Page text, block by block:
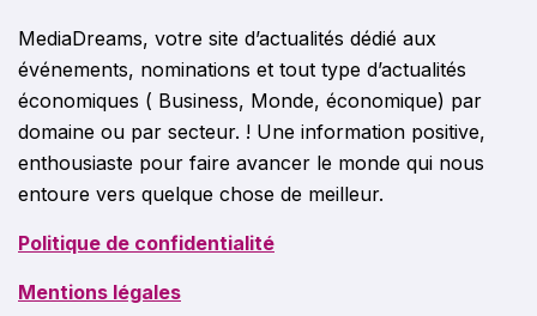
MediaDreams, votre site d’actualités dédié aux
événements, nominations et tout type d’actualités
économiques ( Business, Monde, économique) par
domaine ou par secteur. ! Une information positive,
enthousiaste pour faire avancer le monde qui nous
entoure vers quelque chose de meilleur.
Politique de confidentialité
Mentions légales